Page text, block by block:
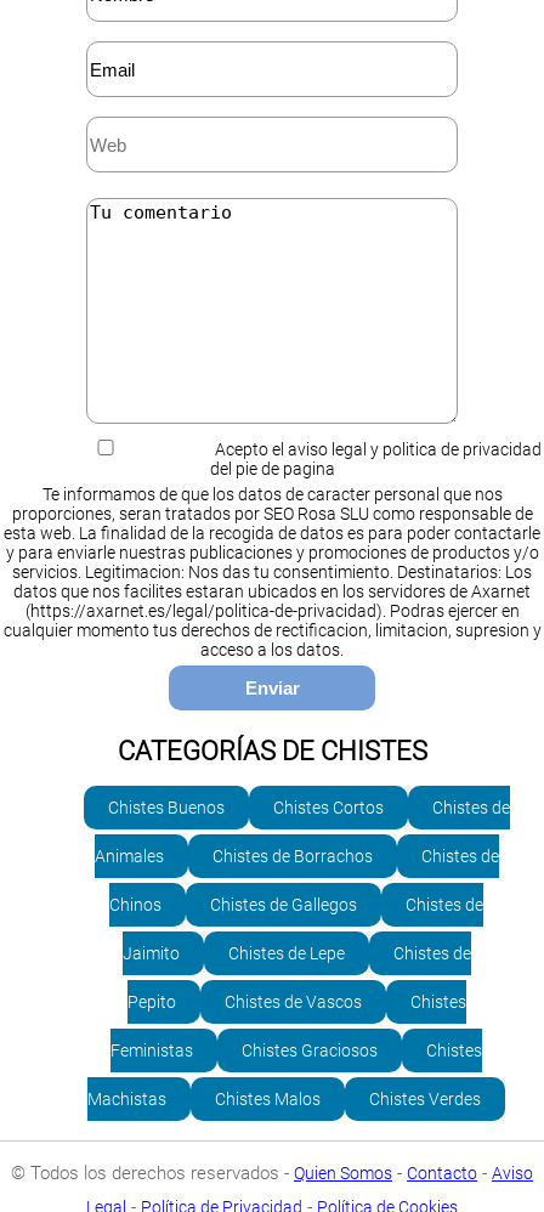
Acepto el aviso legal y politica de privacidad
del pie de pagina
Te informamos de que los datos de caracter personal que nos
proporciones, seran tratados por SEO Rosa SLU como responsable de
esta web. La finalidad de la recogida de datos es para poder contactarle
y para enviarle nuestras publicaciones y promociones de productos y/o
servicios. Legitimacion: Nos das tu consentimiento. Destinatarios: Los
datos que nos facilites estaran ubicados en los servidores de Axarnet
(https://axarnet.es/legal/politica-de-privacidad). Podras ejercer en
cualquier momento tus derechos de rectificacion, limitacion, supresion y
acceso a los datos.
CATEGORÍAS DE CHISTES
Chistes Buenos Chistes Cortos Chistes de
Animales Chistes de Borrachos Chistes de
Chinos Chistes de Gallegos Chistes de
Jaimito Chistes de Lepe Chistes de
Pepito Chistes de Vascos Chistes
Feministas Chistes Graciosos Chistes
Machistas Chistes Malos Chistes Verdes
© Todos los derechos reservados - Quien Somos - Contacto - Aviso
Legal - Política de Privacidad - Política de Cookies